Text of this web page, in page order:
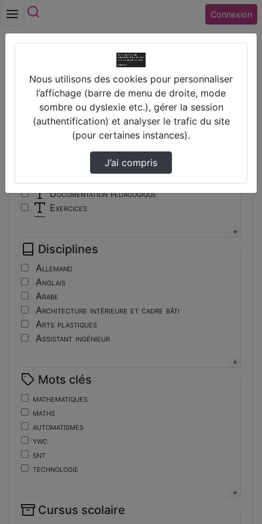
Connexion
Vidéos
Filtres
Types
Autre
Conférence
Documentation pédagogique
Exercices
Travaux d'élèves/étudiants
Tutoriel
Disciplines
Allemand
Anglais
Arabe
Architecture intérieure et cadre bâti
Arts plastiques
Assistant ingénieur
Boulangerie
Braille
Bureautique
Céramique industrielle
Chinois
Cinéma et photographie
Coiffure
Construction et réparation en carrosserie
Mots clés
mathematiques
maths
automatismes
ywc
snt
technologie
fonctions-lp
Cursus scolaire
Nous utilisons des cookies pour personnaliser
l’affichage (barre de menu de droite, mode
sombre ou dyslexie etc.), gérer la session
(authentification) et analyser le trafic du site
(pour certaines instances).
J’ai compris